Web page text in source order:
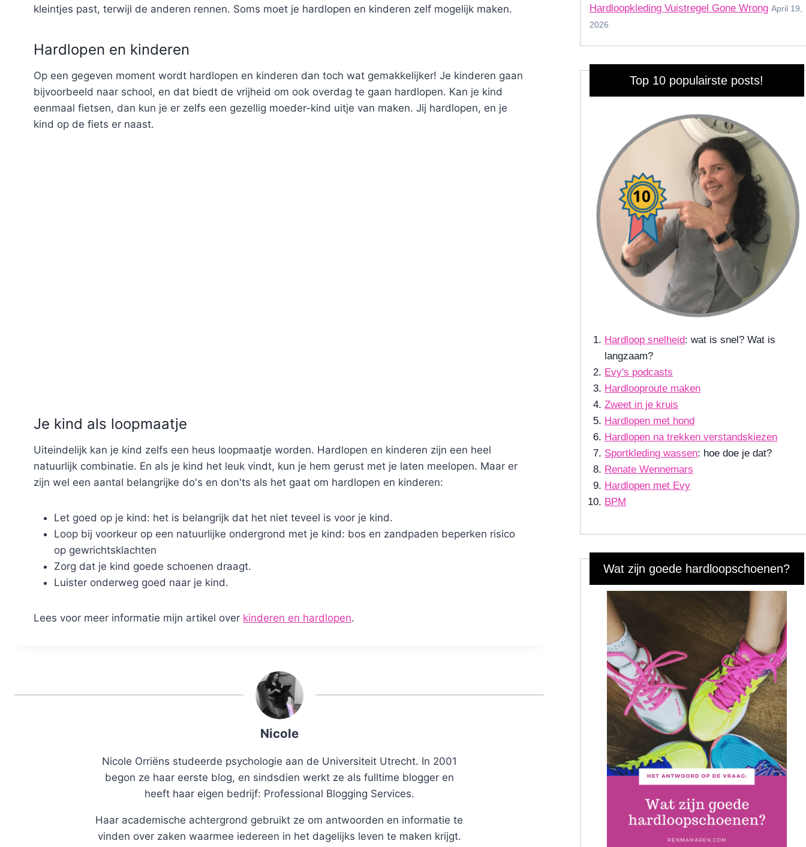
kleintjes past, terwijl de anderen rennen. Soms moet je hardlopen en kinderen zelf mogelijk maken.
Hardlopen en kinderen
Op een gegeven moment wordt hardlopen en kinderen dan toch wat gemakkelijker! Je kinderen gaan
bijvoorbeeld naar school, en dat biedt de vrijheid om ook overdag te gaan hardlopen. Kan je kind
eenmaal fietsen, dan kun je er zelfs een gezellig moeder-kind uitje van maken. Jij hardlopen, en je
kind op de fiets er naast.
Je kind als loopmaatje
Uiteindelijk kan je kind zelfs een heus loopmaatje worden. Hardlopen en kinderen zijn een heel
natuurlijk combinatie. En als je kind het leuk vindt, kun je hem gerust met je laten meelopen. Maar er
zijn wel een aantal belangrijke do's en don'ts als het gaat om hardlopen en kinderen:
Let goed op je kind: het is belangrijk dat het niet teveel is voor je kind.
Loop bij voorkeur op een natuurlijke ondergrond met je kind: bos en zandpaden beperken risico
op gewrichtsklachten
Zorg dat je kind goede schoenen draagt.
Luister onderweg goed naar je kind.
Lees voor meer informatie mijn artikel over kinderen en hardlopen.
Nicole
Nicole Orriëns studeerde psychologie aan de Universiteit Utrecht. In 2001
begon ze haar eerste blog, en sindsdien werkt ze als fulltime blogger en
heeft haar eigen bedrijf: Professional Blogging Services.
Haar academische achtergrond gebruikt ze om antwoorden en informatie te
vinden over zaken waarmee iedereen in het dagelijks leven te maken krijgt.
Hardloopkleding Vuistregel Gone Wrong April 19,
2026
Top 10 populairste posts!
Hardloop snelheid: wat is snel? Wat is
langzaam?
Evy's podcasts
Hardlooproute maken
Zweet in je kruis
Hardlopen met hond
Hardlopen na trekken verstandskiezen
Sportkleding wassen: hoe doe je dat?
Renate Wennemars
Hardlopen met Evy
BPM
Wat zijn goede hardloopschoenen?